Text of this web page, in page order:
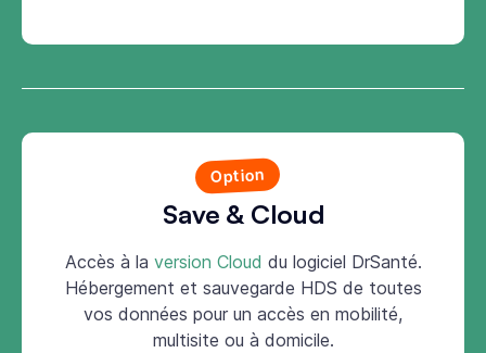
Option
Save & Cloud
Accès à la version Cloud du logiciel DrSanté.
Hébergement et sauvegarde HDS de toutes
vos données pour un accès en mobilité,
multisite ou à domicile.